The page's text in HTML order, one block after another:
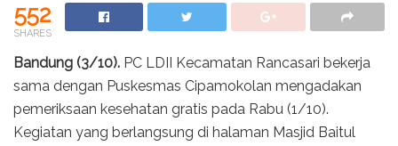
552
SHARES
Bandung (3/10). PC LDII Kecamatan Rancasari bekerja
sama dengan Puskesmas Cipamokolan mengadakan
pemeriksaan kesehatan gratis pada Rabu (1/10).
Kegiatan yang berlangsung di halaman Masjid Baitul